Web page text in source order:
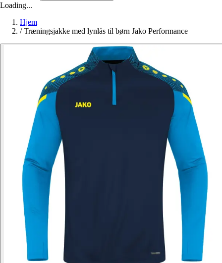
Loading...
Hjem
/ Træningsjakke med lynlås til børn Jako Performance